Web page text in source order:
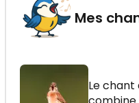
Mes
Le chant